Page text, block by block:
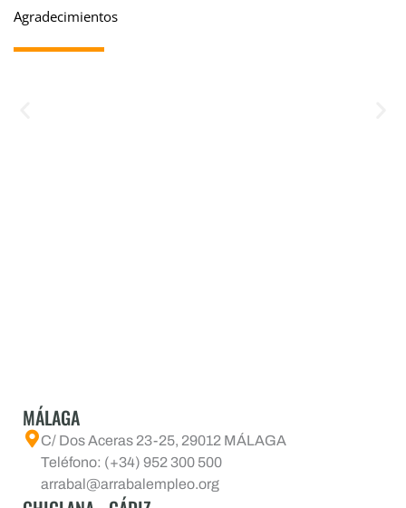
Agradecimientos
MÁLAGA
C/ Dos Aceras 23-25, 29012 MÁLAGA
Teléfono: (+34) 952 300 500
arrabal@arrabalempleo.org